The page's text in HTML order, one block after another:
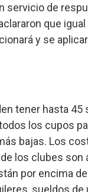
servicio de
que
y se
tener hasta 45
los cupos
bajas. Los
los clubes son
por encima
sueldos de